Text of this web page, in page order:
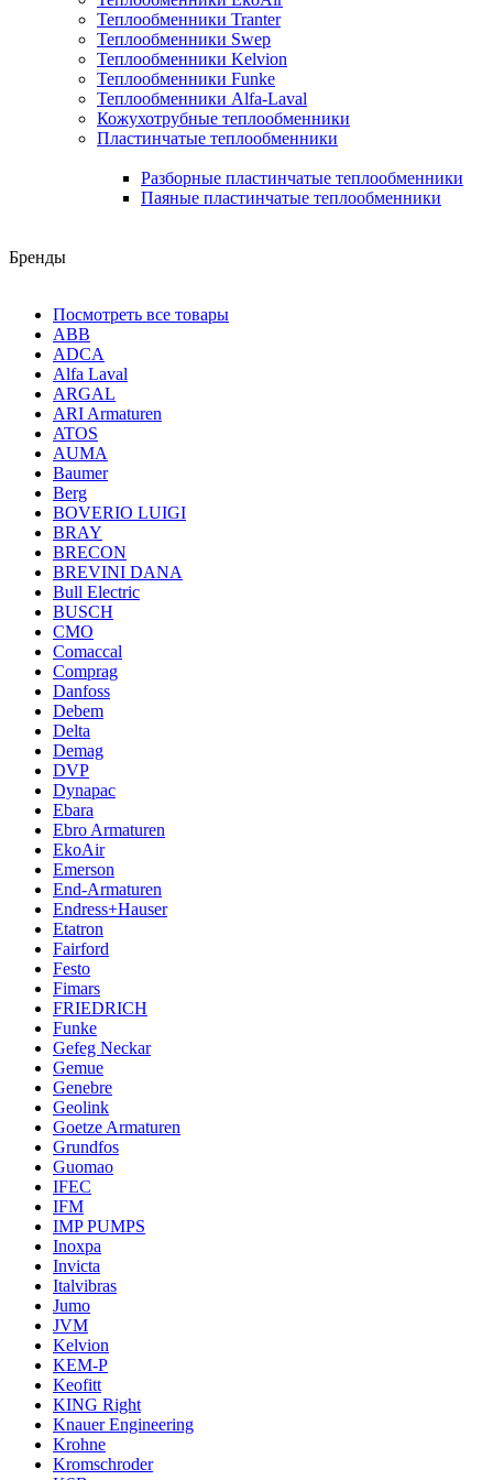
Теплообменники Tranter
Теплообменники Swep
Теплообменники Kelvion
Теплообменники Funke
Теплообменники Alfa-Laval
Кожухотрубные теплообменники
Пластинчатые теплообменники
Разборные пластинчатые теплообменники
Паяные пластинчатые теплообменники
Бренды
Посмотреть все товары
ABB
ADCA
Alfa Laval
ARGAL
ARI Armaturen
ATOS
AUMA
Baumer
Berg
BOVERIO LUIGI
BRAY
BRECON
BREVINI DANA
Bull Electric
BUSCH
CMO
Comaccal
Comprag
Danfoss
Debem
Delta
Demag
DVP
Dynapac
Ebara
Ebro Armaturen
EkoAir
Emerson
End-Armaturen
Endress+Hauser
Etatron
Fairford
Festo
Fimars
FRIEDRICH
Funke
Gefeg Neckar
Gemue
Genebre
Geolink
Goetze Armaturen
Grundfos
Guomao
IFEC
IFM
IMP PUMPS
Inoxpa
Invicta
Italvibras
Jumo
JVM
Kelvion
KEM-P
Keofitt
KING Right
Knauer Engineering
Krohne
Kromschroder